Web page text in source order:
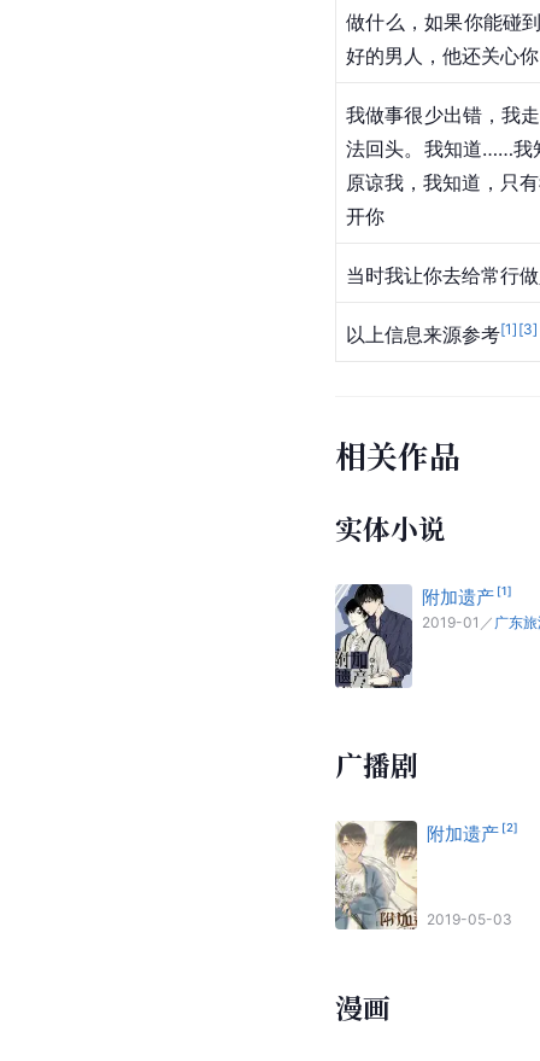
做什么，如果你能碰
好的男人，他还关心
我做事很少出错，我
法回头。我知道……我
原谅我，我知道，只
开你
当时我让你去给常行
以上信息来源参考[1] [3]
相关作品
实体小说
附加遗产 [1]
2019-01 ／ 广东
广播剧
附加遗产 [2]
2019-05-03
漫画